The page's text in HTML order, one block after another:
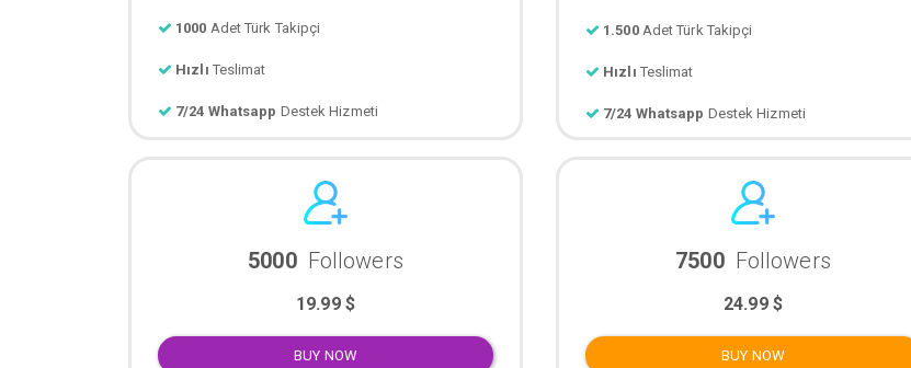
1000 Adet Türk Takipçi
Hızlı Teslimat
7/24 Whatsapp Destek Hizmeti
1.500 Adet Türk Takipçi
Hızlı Teslimat
7/24 Whatsapp Destek Hizmeti
5000 Followers
19.99 $
BUY NOW
7500 Followers
24.99 $
BUY NOW